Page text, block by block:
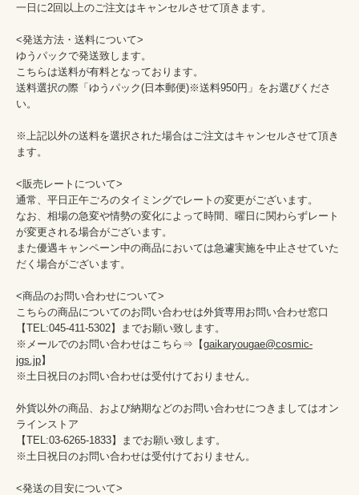
一日に2回以上のご注文はキャンセルさせて頂きます。
<発送方法・送料について>
ゆうパックで発送致します。
こちらは送料が有料となっております。
送料選択の際「ゆうパック(日本郵便)※送料950円」をお選びくださ
い。
※上記以外の送料を選択された場合はご注文はキャンセルさせて頂き
ます。
<販売レートについて>
通常、平日正午ごろのタイミングでレートの変更がございます。
なお、相場の急変や情勢の変化によって時間、曜日に関わらずレート
が変更される場合がございます。
また優遇キャンペーン中の商品においては急遽実施を中止させていた
だく場合がございます。
<商品のお問い合わせについて>
こちらの商品についてのお問い合わせは外貨専用お問い合わせ窓口
【TEL:045-411-5302】までお願い致します。
※メールでのお問い合わせはこちら⇒【gaikaryougae@cosmic-
jgs.jp】
※土日祝日のお問い合わせは受付けておりません。
外貨以外の商品、および納期などのお問い合わせにつきましてはオン
ラインストア
【TEL:03-6265-1833】までお願い致します。
※土日祝日のお問い合わせは受付けておりません。
<発送の目安について>